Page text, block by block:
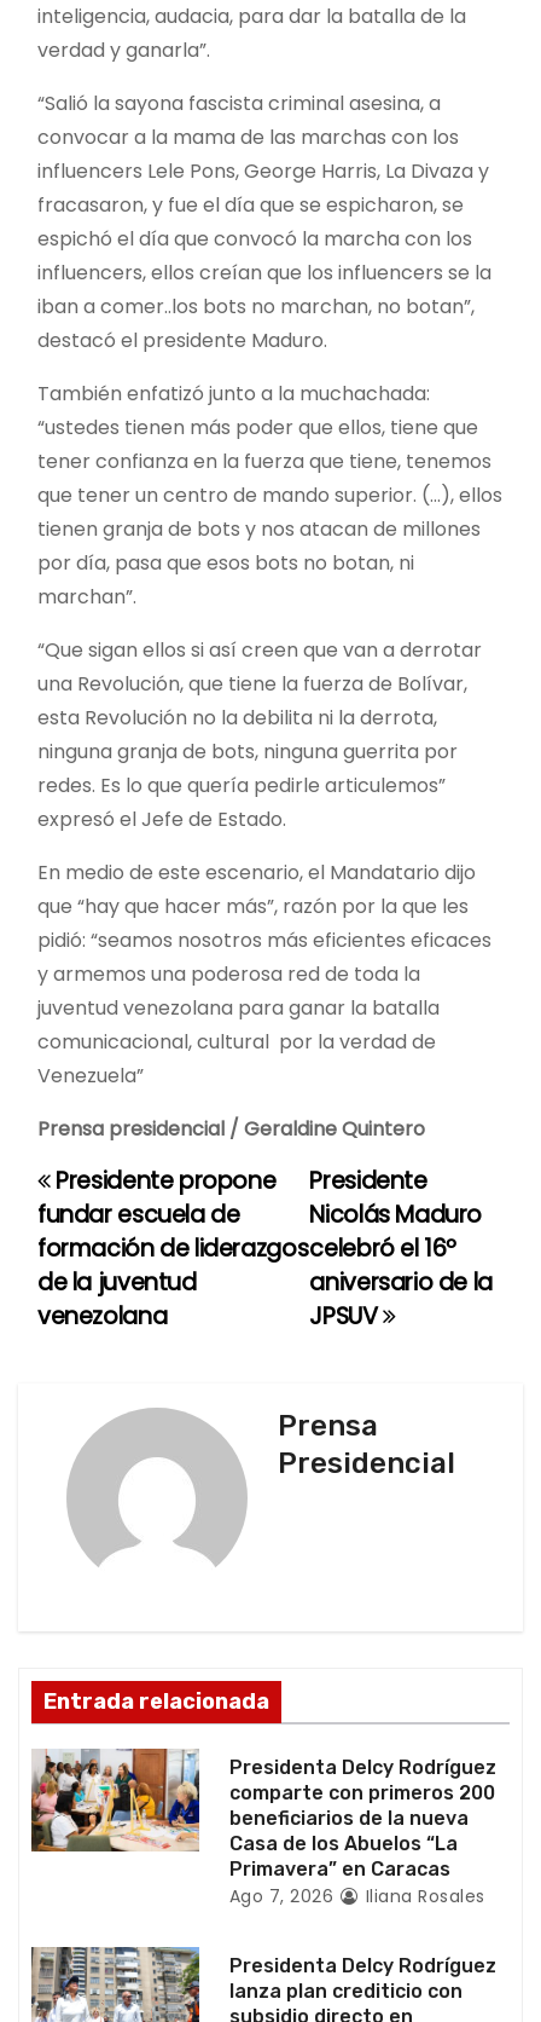
inteligencia, audacia, para dar la batalla de la
verdad y ganarla”.
“Salió la sayona fascista criminal asesina, a
convocar a la mama de las marchas con los
influencers Lele Pons, George Harris, La Divaza y
fracasaron, y fue el día que se espicharon, se
espichó el día que convocó la marcha con los
influencers, ellos creían que los influencers se la
iban a comer..los bots no marchan, no botan”,
destacó el presidente Maduro.
También enfatizó junto a la muchachada:
“ustedes tienen más poder que ellos, tiene que
tener confianza en la fuerza que tiene, tenemos
que tener un centro de mando superior. (…), ellos
tienen granja de bots y nos atacan de millones
por día, pasa que esos bots no botan, ni
marchan”.
“Que sigan ellos si así creen que van a derrotar
una Revolución, que tiene la fuerza de Bolívar,
esta Revolución no la debilita ni la derrota,
ninguna granja de bots, ninguna guerrita por
redes. Es lo que quería pedirle articulemos”
expresó el Jefe de Estado.
En medio de este escenario, el Mandatario dijo
que “hay que hacer más”, razón por la que les
pidió: “seamos nosotros más eficientes eficaces
y armemos una poderosa red de toda la
juventud venezolana para ganar la batalla
comunicacional, cultural por la verdad de
Venezuela”
Prensa presidencial / Geraldine Quintero
N
a
v
d
e
e
n
r
a
Presidente
Nicolás Maduro
celebró el 16º
aniversario de la
JPSUV
Presidente propone
fundar escuela de
formación de liderazgos
de la juventud
venezolana
Prensa
Presidencial
Entrada relacionada
Presidenta Delcy Rodríguez
comparte con primeros 200
beneficiarios de la nueva
Casa de los Abuelos “La
Primavera” en Caracas
Ago 7, 2026 Iliana Rosales
Presidenta Delcy Rodríguez
lanza plan crediticio con
subsidio directo en